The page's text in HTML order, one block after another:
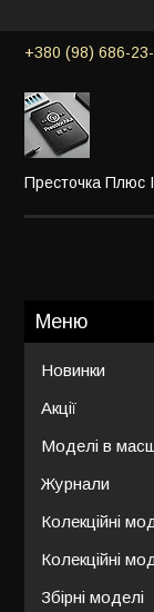
+380 (98) 686-
Престочка
Новинки
Акції
Моделі в
Журнали
Колекційні
Колекційні
Збірні моделі